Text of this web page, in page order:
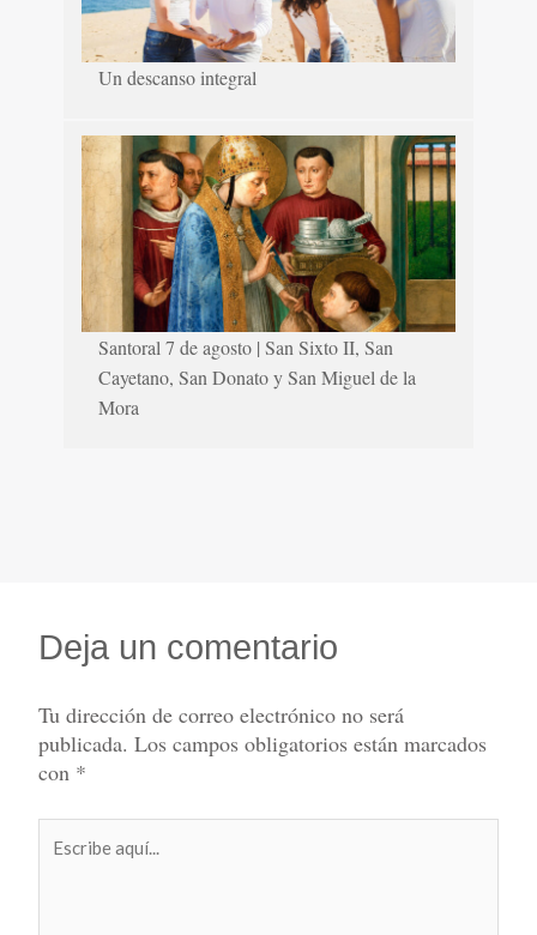
Un descanso integral
Santoral 7 de agosto | San Sixto II, San
Cayetano, San Donato y San Miguel de la
Mora
Deja un comentario
Tu dirección de correo electrónico no será
publicada. Los campos obligatorios están marcados
con *
aquí...